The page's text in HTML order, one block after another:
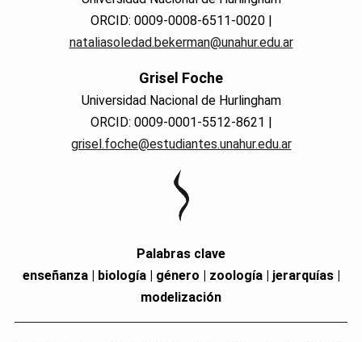
ORCID: 0009-0008-6511-0020 |
nataliasoledad.bekerman@unahur.edu.ar
Grisel Foche
Universidad Nacional de Hurlingham
ORCID: 0009-0001-5512-8621 |
grisel.foche@estudiantes.unahur.edu.ar
Palabras clave
enseñanza | biología | género | zoología | jerarquías |
modelización